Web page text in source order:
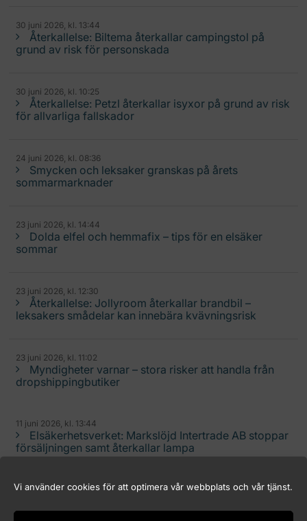
Vi använder cookies för att optimera vår webbplats och vår tjänst.
30 juni 2026, kl. 13:44
Återkallelse: Biltema återkallar campingstol på
grund av risk för personskada
30 juni 2026, kl. 10:25
Återkallelse: Petzl återkallar isyxor på grund av risk
för allvarliga fallskador
24 juni 2026, kl. 08:36
Smycken och leksaker granskas på årets
sommarmarknader
23 juni 2026, kl. 14:44
Dolda elfel och hemmafix – tips för en elsäker
sommar
23 juni 2026, kl. 12:30
Återkallelse: Jollyroom återkallar brandbil –
leksakers smådelar kan innebära kvävningsrisk
23 juni 2026, kl. 11:02
Myndigheter varnar – stora risker att handla från
dropshippingbutiker
11 juni 2026, kl. 13:44
Elsäkerhetsverket: Markslöjd Intertrade AB stoppar
försäljningen samt återkallar lampa